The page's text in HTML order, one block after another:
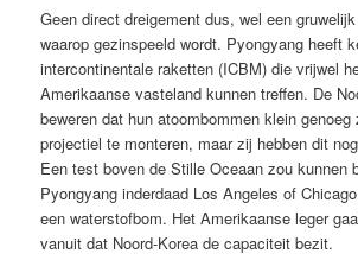
Geen direct dreigement dus, wel een
waarop gezinspeeld wordt. Pyongyang heeft
intercontinentale raketten (ICBM) die vrijwel
Amerikaanse vasteland kunnen treffen. De
beweren dat hun atoombommen klein
projectiel te monteren, maar zij hebben dit
Een test boven de Stille Oceaan zou kunnen
Pyongyang inderdaad Los Angeles of
een waterstofbom. Het Amerikaanse leger
vanuit dat Noord-Korea de capaciteit bezit.